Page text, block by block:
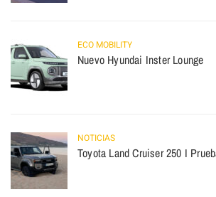
ECO MOBILITY
Nuevo Hyundai Inster Lounge
NOTICIAS
Toyota Land Cruiser 250 I